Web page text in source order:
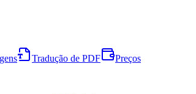
Tradução de PDF
Preços